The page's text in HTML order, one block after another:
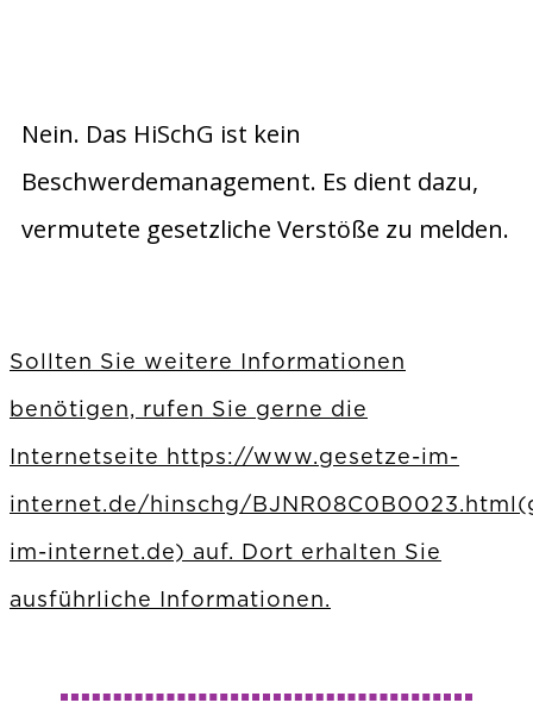
Nein. Das HiSchG ist kein
Beschwerdemanagement. Es dient dazu,
vermutete gesetzliche Verstöße zu melden.
Sollten Sie weitere Informationen
benötigen, rufen Sie gerne die
Internetseite https://www.gesetze-im-
internet.de/hinschg/
im-internet.de) auf. Dort erhalten Sie
ausführliche Informationen.